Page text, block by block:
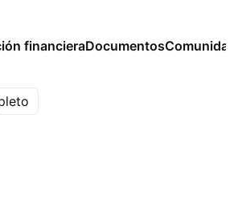
financieraDocumentos